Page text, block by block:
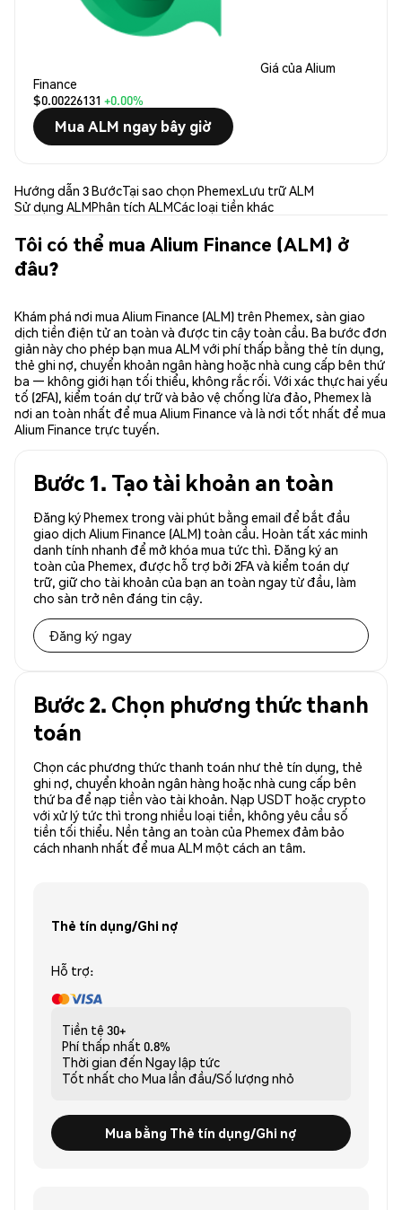
Giá của Alium
Finance
$0.00226131 +0.00%
Mua ALM ngay bây giờ
Hướng dẫn 3 BướcTại sao chọn PhemexLưu trữ ALM
Sử dụng ALMPhân tích ALMCác loại tiền khác
Tôi có thể mua Alium Finance (ALM) ở
đâu?
Khám phá nơi mua Alium Finance (ALM) trên Phemex, sàn giao
dịch tiền điện tử an toàn và được tin cậy toàn cầu. Ba bước đơn
giản này cho phép bạn mua ALM với phí thấp bằng thẻ tín dụng,
thẻ ghi nợ, chuyển khoản ngân hàng hoặc nhà cung cấp bên thứ
ba — không giới hạn tối thiểu, không rắc rối. Với xác thực hai yếu
tố (2FA), kiểm toán dự trữ và bảo vệ chống lừa đảo, Phemex là
nơi an toàn nhất để mua Alium Finance và là nơi tốt nhất để mua
Alium Finance trực tuyến.
Bước 1. Tạo tài khoản an toàn
Đăng ký Phemex trong vài phút bằng email để bắt đầu
giao dịch Alium Finance (ALM) toàn cầu. Hoàn tất xác minh
danh tính nhanh để mở khóa mua tức thì. Đăng ký an
toàn của Phemex, được hỗ trợ bởi 2FA và kiểm toán dự
trữ, giữ cho tài khoản của bạn an toàn ngay từ đầu, làm
cho sàn trở nên đáng tin cậy.
Đăng ký ngay
Bước 2. Chọn phương thức thanh
toán
Chọn các phương thức thanh toán như thẻ tín dụng, thẻ
ghi nợ, chuyển khoản ngân hàng hoặc nhà cung cấp bên
thứ ba để nạp tiền vào tài khoản. Nạp USDT hoặc crypto
với xử lý tức thì trong nhiều loại tiền, không yêu cầu số
tiền tối thiểu. Nền tảng an toàn của Phemex đảm bảo
cách nhanh nhất để mua ALM một cách an tâm.
Thẻ tín dụng/Ghi nợ
Hỗ trợ:
Tiền tệ 30+
Phí thấp nhất 0.8%
Thời gian đến Ngay lập tức
Tốt nhất cho Mua lần đầu/Số lượng nhỏ
Mua bằng Thẻ tín dụng/Ghi nợ